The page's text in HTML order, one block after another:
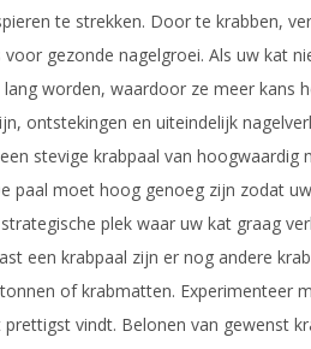
te strekken. Door te krabben,
gezonde nagelgroei. Als uw kat
worden, waardoor ze meer kans
ontstekingen en uiteindelijk
stevige krabpaal van hoogwaardig
paal moet hoog genoeg zijn zodat
plek waar uw kat graag
een krabpaal zijn er nog andere
of krabmatten. Experimenteer
vindt. Belonen van gewenst